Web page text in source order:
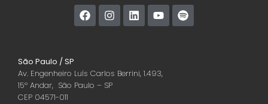
São Paulo / SP
Av. Engenheiro Luís Carlos Berrini, 1.493,
15º Andar, São Paulo – SP
CEP 04571-011